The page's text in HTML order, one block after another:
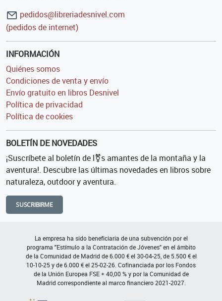
pedidos@libreriadesnivel.com
(pedidos de internet)
INFORMACIÓN
Quiénes somos
Condiciones de venta y envío
Envío gratuito en libros Desnivel
Política de privacidad
Política de cookies
BOLETÍN DE NOVEDADES
¡Suscríbete al boletín de l⚧s amantes de la montaña y la
aventura!. Descubre las últimas novedades en libros sobre
naturaleza, outdoor y aventura.
SUSCRIBIRME
La empresa ha sido beneficiaria de una subvención por el
programa "Estímulo a la Contratación de Jóvenes" en el ámbito
de la Comunidad de Madrid de 6.000 € el 30-04-25, de 5.500 € el
10-10-25 y de 6.000 € el 25-02-26. Cofinanciada por los Fondos
de la Unión Europea FSE + 40,00 % y por la Comunidad de
Madrid correspondiente al marco financiero 2021-2027.